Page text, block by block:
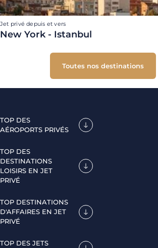
Jet privé depuis et vers
New York - Istanbul
Toutes nos destinations
TOP DES
AÉROPORTS PRIVÉS
TOP DES
DESTINATIONS
LOISIRS EN JET
PRIVÉ
TOP DESTINATIONS
D'AFFAIRES EN JET
PRIVÉ
TOP DES JETS